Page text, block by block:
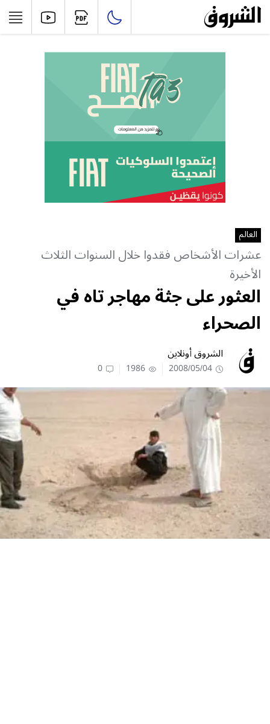
العالم
عشرات الأشخاص فقدوا خلال السنوات الثلاث
الأخيرة
العثور على جثة مهاجر تاه في
الصحراء
الشروق أونلاين
2008/05/04
1986
0